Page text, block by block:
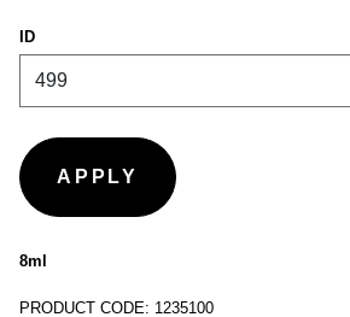
ID
8ml
PRODUCT CODE: 1235100